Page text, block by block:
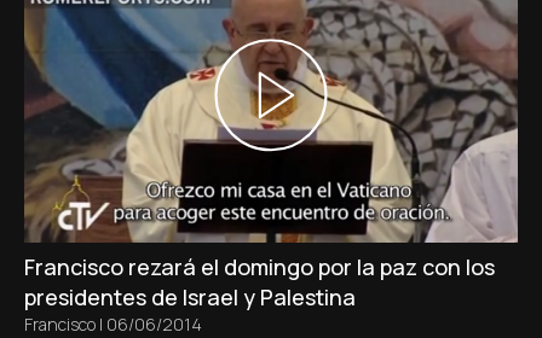
Francisco rezará el domingo por la paz con los
presidentes de Israel y Palestina
Francisco | 06/06/2014